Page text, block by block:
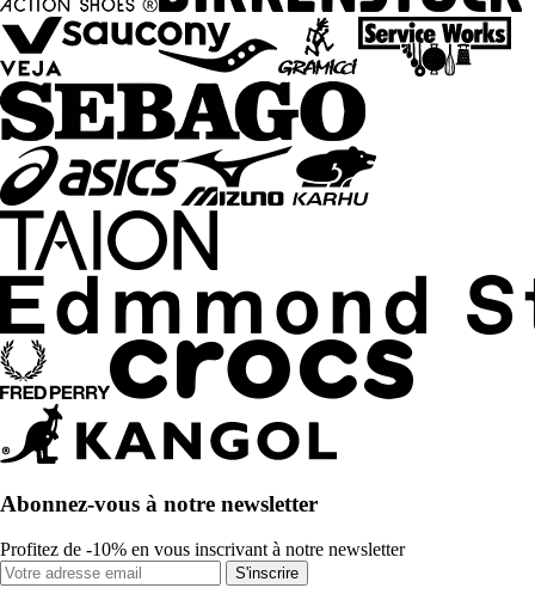
Abonnez-vous à notre newsletter
Profitez de -10% en vous inscrivant à notre newsletter
S'inscrire